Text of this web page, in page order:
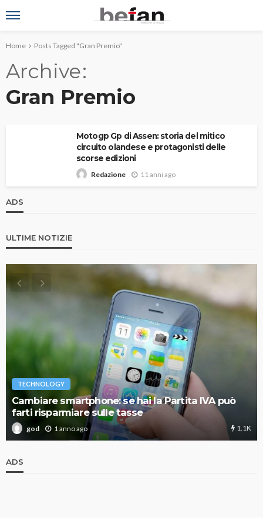
Home Posts Tagged "Gran Premio"
Archive
Gran Premio
Motogp Gp di Assen: storia del mitico
circuito olandese e protagonisti delle
scorse edizioni
Redazione 11 anni ago
ADS
ULTIME NOTIZIE
TECHNOLOGY
Cambiare smartphone: se hai la Partita IVA può
farti risparmiare sulle tasse
god 1 anno ago 1.1K
ADS